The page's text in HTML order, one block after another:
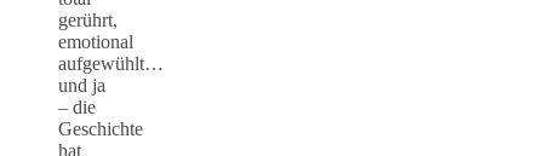
gerührt,
emotional
aufgewühlt…
und ja
– die
Geschichte
hat